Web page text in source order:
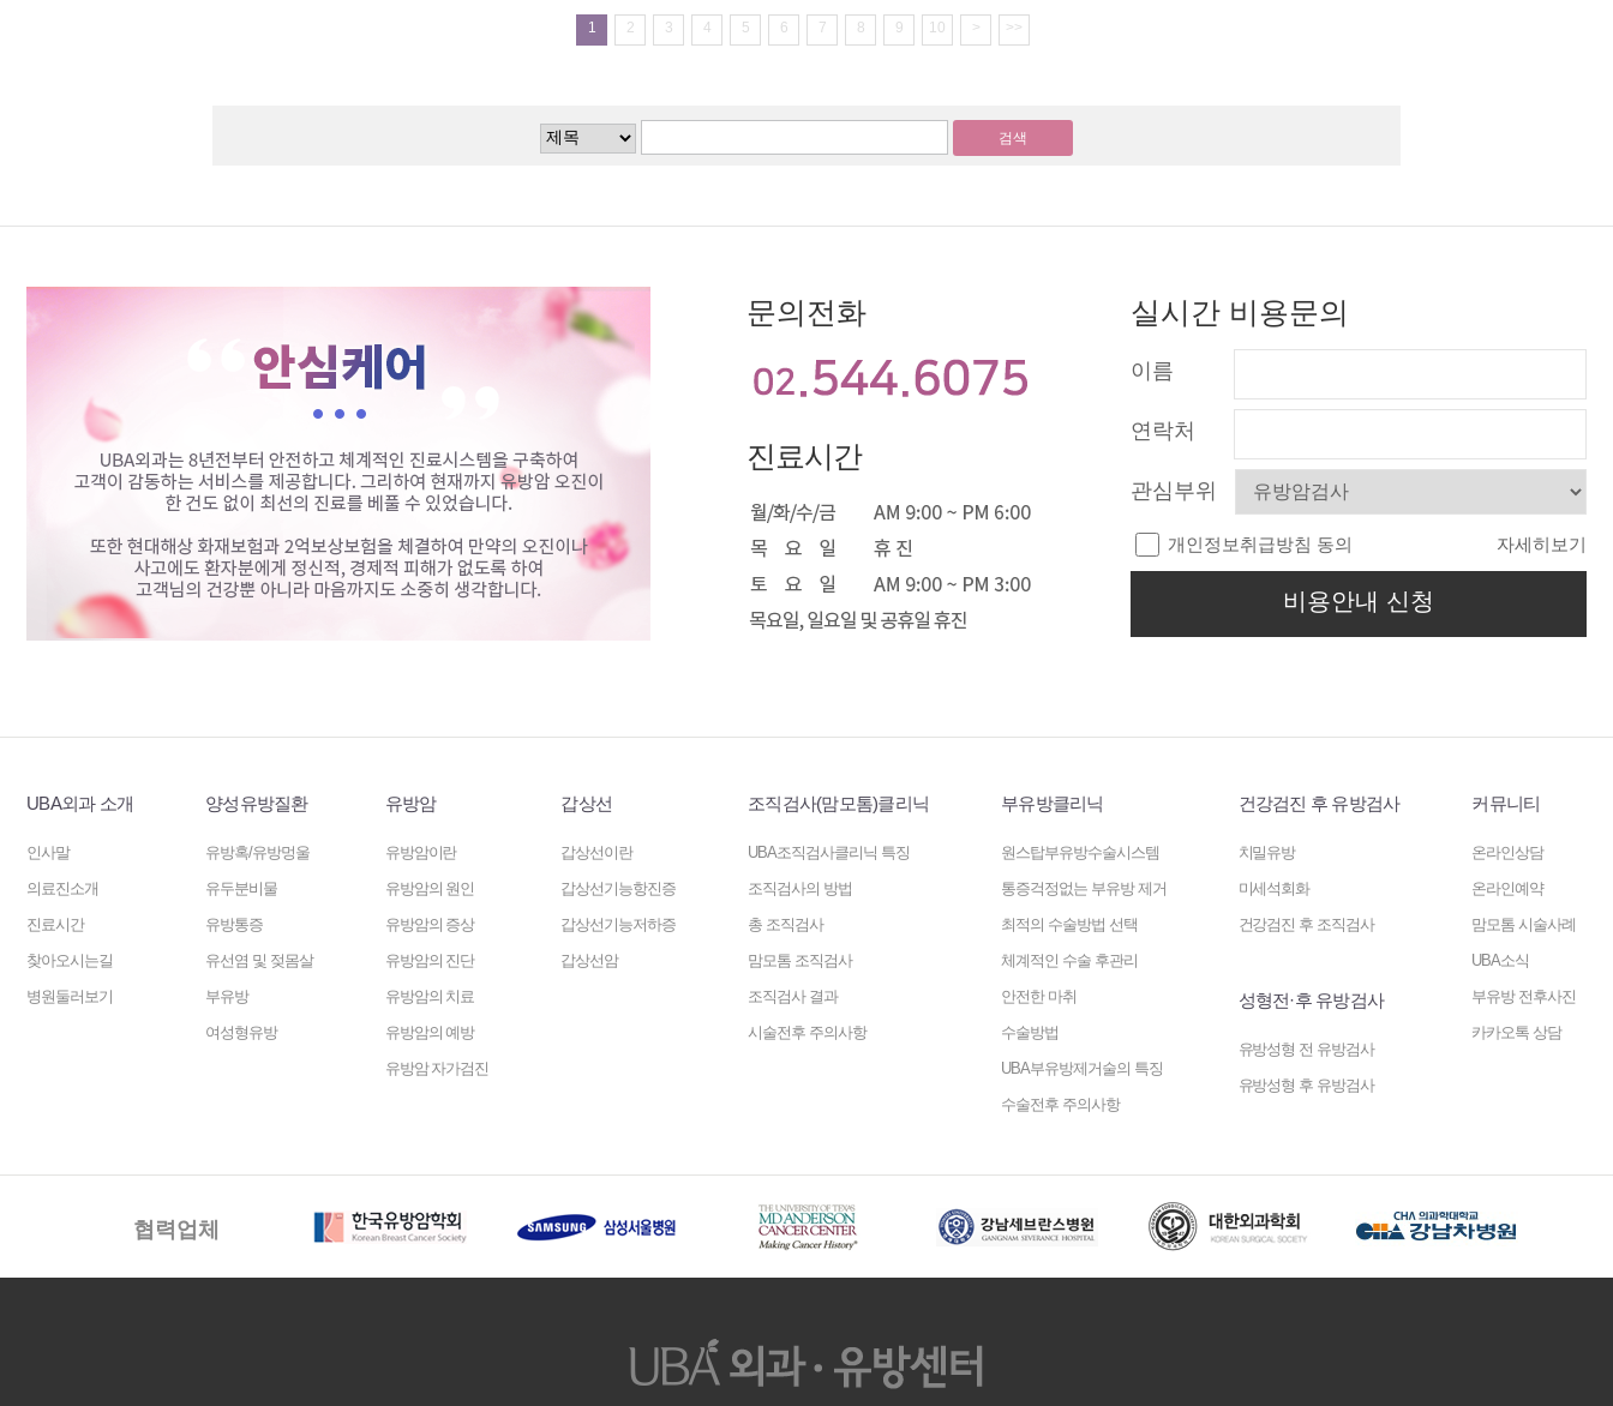
1 2 3 4 5 6 7 8 9 10 > >>
검색
문의전화
진료시간
실시간 비용문의
이름
연락처
관심부위
개인정보취급방침 동의 자세히보기
비용안내 신청
UBA외과 소개
인사말
의료진소개
진료시간
찾아오시는길
병원둘러보기
양성유방질환
유방혹/유방멍울
유두분비물
유방통증
유선염 및 젖몸살
부유방
여성형유방
유방암
유방암이란
유방암의 원인
유방암의 증상
유방암의 진단
유방암의 치료
유방암의 예방
유방암 자가검진
갑상선
갑상선이란
갑상선기능항진증
갑상선기능저하증
갑상선암
조직검사(맘모톰)클리닉
UBA조직검사클리닉 특징
조직검사의 방법
총 조직검사
맘모톰 조직검사
조직검사 결과
시술전후 주의사항
부유방클리닉
원스탑부유방수술시스템
통증걱정없는 부유방 제거
최적의 수술방법 선택
체계적인 수술 후관리
안전한 마취
수술방법
UBA부유방제거술의 특징
수술전후 주의사항
건강검진 후 유방검사
치밀유방
미세석회화
건강검진 후 조직검사
성형전·후 유방검사
유방성형 전 유방검사
유방성형 후 유방검사
커뮤니티
온라인상담
온라인예약
맘모톰 시술사례
UBA소식
부유방 전후사진
카카오톡 상담
협력업체